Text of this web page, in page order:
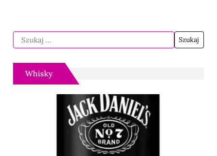
Whisky